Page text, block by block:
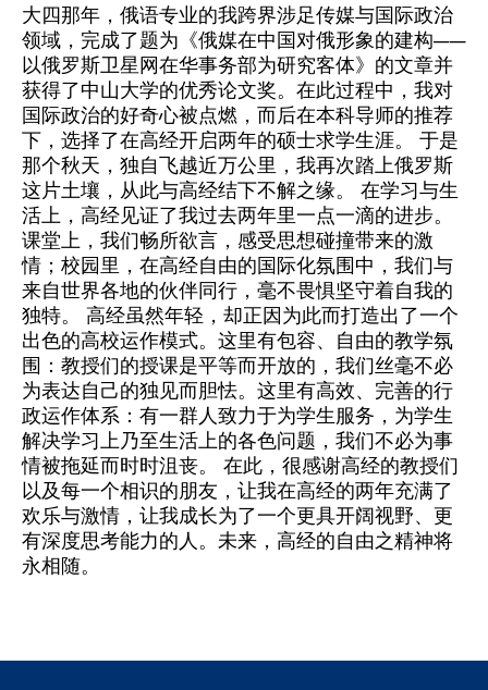
大四那年，俄语专业的我跨界涉足传媒与国际政治
领域，完成了题为《俄媒在中国对俄形象的建构——
以俄罗斯卫星网在华事务部为研究客体》的文章并
获得了中山大学的优秀论文奖。在此过程中，我对
国际政治的好奇心被点燃，而后在本科导师的推荐
下，选择了在高经开启两年的硕士求学生涯。 于是
那个秋天，独自飞越近万公里，我再次踏上俄罗斯
这片土壤，从此与高经结下不解之缘。 在学习与生
活上，高经见证了我过去两年里一点一滴的进步。
课堂上，我们畅所欲言，感受思想碰撞带来的激
情；校园里，在高经自由的国际化氛围中，我们与
来自世界各地的伙伴同行，毫不畏惧坚守着自我的
独特。 高经虽然年轻，却正因为此而打造出了一个
出色的高校运作模式。这里有包容、自由的教学氛
围：教授们的授课是平等而开放的，我们丝毫不必
为表达自己的独见而胆怯。这里有高效、完善的行
政运作体系：有一群人致力于为学生服务，为学生
解决学习上乃至生活上的各色问题，我们不必为事
情被拖延而时时沮丧。 在此，很感谢高经的教授们
以及每一个相识的朋友，让我在高经的两年充满了
欢乐与激情，让我成长为了一个更具开阔视野、更
有深度思考能力的人。未来，高经的自由之精神将
永相随。